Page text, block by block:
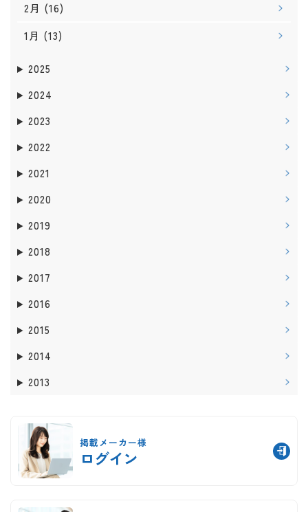
2月 (16)
1月 (13)
2025
2024
2023
2022
2021
2020
2019
2018
2017
2016
2015
2014
2013
掲載メーカー様
ログイン